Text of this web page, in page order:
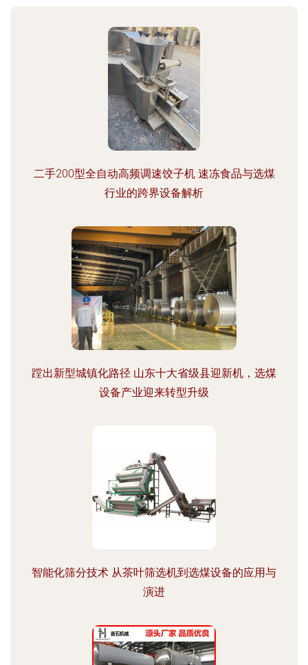
二手200型全自动高频调速饺子机 速冻食品与选煤
行业的跨界设备解析
蹚出新型城镇化路径 山东十大省级县迎新机，选煤
设备产业迎来转型升级
智能化筛分技术 从茶叶筛选机到选煤设备的应用与
演进